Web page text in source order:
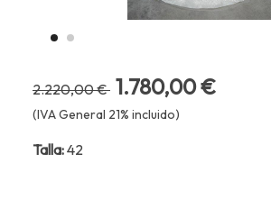
2.220,00 € 1.780,00 €
(IVA General 21% incluido)
Talla:42